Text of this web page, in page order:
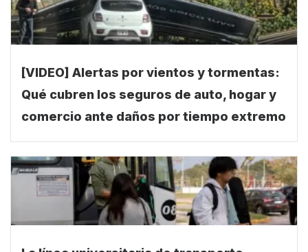
[VIDEO] Alertas por vientos y tormentas:
Qué cubren los seguros de auto, hogar y
comercio ante daños por tiempo extremo